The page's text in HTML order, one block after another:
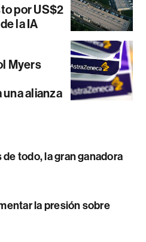
por US$2
la IA
Myers
alianza
todo, la gran ganadora
la presión sobre